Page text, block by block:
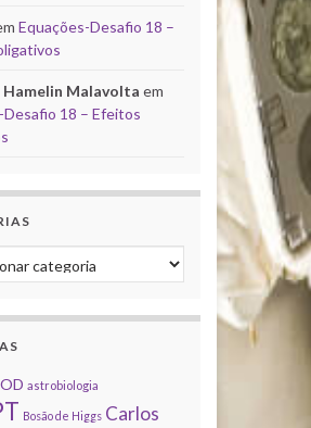
Equações-Desafio 18 –
Hamelin Malavolta em
Desafio 18 – Efeitos
astrobiologia
Bosão de Higgs Carlos